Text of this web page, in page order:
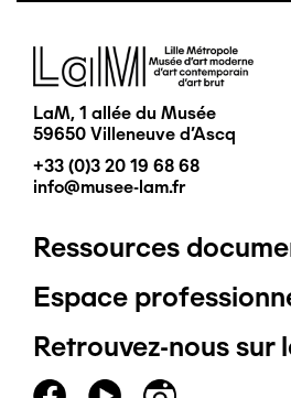
Image
LaM, 1 allée du Musée
59650 Villeneuve d'Ascq
+33 (0)3 20 19 68 68
info@musee-lam.fr
Pied
de
page
Ressources
Espace
Retrouvez-nous sur